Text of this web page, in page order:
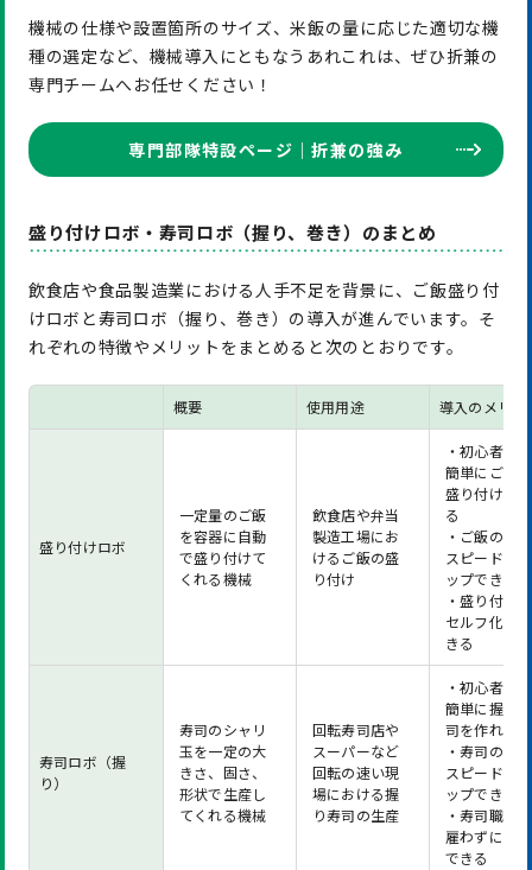
機械の仕様や設置箇所のサイズ、米飯の量に応じた適切な機
種の選定など、機械導入にともなうあれこれは、ぜひ折兼の
専門チームへお任せください！
専門部隊特設ページ｜折兼の強み
盛り付けロボ・寿司ロボ（握り、巻き）のまとめ
飲食店や食品製造業における人手不足を背景に、ご飯盛り付
けロボと寿司ロボ（握り、巻き）の導入が進んでいます。そ
れぞれの特徴やメリットをまとめると次のとおりです。
概要 使用用途 導入のメリッ
盛り付けロボ
一定量のご飯
を容器に自動
で盛り付けて
くれる機械
飲食店や弁当
製造工場にお
けるご飯の盛
り付け
・初心者でも
簡単にご飯を
盛り付けられ
る
・ご飯の提供
スピードをア
ップできる
・盛り付けの
セルフ化がで
きる
寿司ロボ（握
り）
寿司のシャリ
玉を一定の大
きさ、固さ、
形状で生産し
てくれる機械
回転寿司店や
スーパーなど
回転の速い現
場における握
り寿司の生産
・初心者でも
簡単に握り寿
司を作れる
・寿司の提供
スピードをア
ップできる
・寿司職人を
雇わずに営業
できる